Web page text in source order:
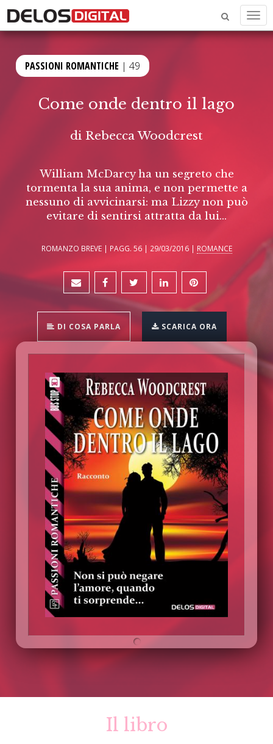
PASSIONI ROMANTICHE | 49
Come onde dentro il lago
di Rebecca Woodcrest
William McDarcy ha un segreto che
tormenta la sua anima, e non permette a
nessuno di avvicinarsi: ma Lizzy non può
evitare di sentirsi attratta da lui…
ROMANZO BREVE | PAGG. 56 | 29/03/2016 | ROMANCE
DI COSA PARLA SCARICA ORA
Il libro